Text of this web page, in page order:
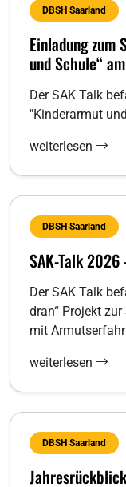
DBSH Saarland
Einladung zum
und Schule“
Der SAK Talk
"Kinderarmut
weiterlesen
DBSH Saarland
SAK-Talk
Der SAK Talk
dran“ Projekt
mit
weiterlesen
DBSH Saarland